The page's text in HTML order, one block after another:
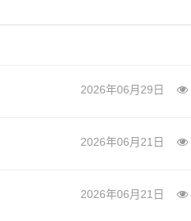
2026年06月29日
2026年06月21日
2026年06月21日